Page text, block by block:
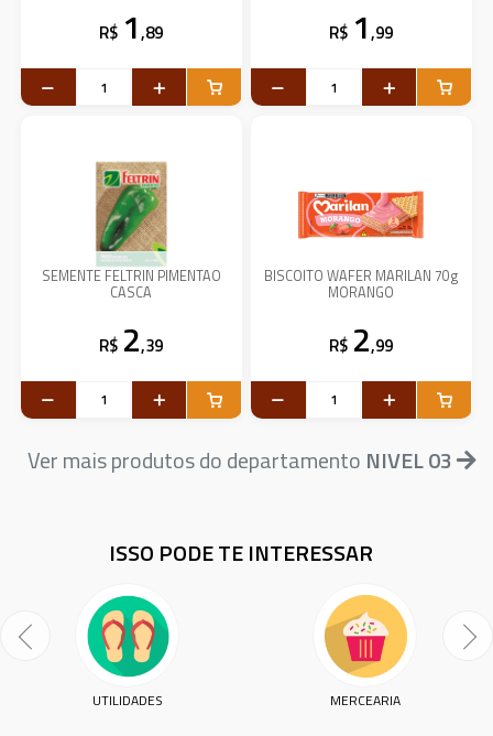
R$ 1,89 R$ 1,99
SEMENTE FELTRIN PIMENTAO
CASCA
R$ 2,39
BISCOITO WAFER MARILAN 70g
MORANGO
R$ 2,99
Ver mais produtos do departamento NIVEL 03
ISSO PODE TE INTERESSAR
UTILIDADES MERCEARIA